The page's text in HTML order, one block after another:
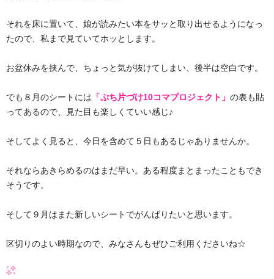
それを床に置いて、娘が読みたい本をサッと取り出せるようになっ
たので、私まで見ていてホッとします。
お盆休みを挟んで、ちょっと気が抜けてしまい、後半は空白です。
でも８月のシートには 「ぷち片づけ10コマプロジェクト」 の表も貼
ってあるので、見た目も楽しくていい感じ♪
そしてよく見ると、今日を含めて５日もあるじゃありませんか。
それならあきらめるのはまだ早い。ある程度まとまったこともでき
そうです。
そして９月はまた新しいシートでがんばりたいと思います。
区切りのよい時期なので、みなさんもぜひご利用くださいね☆